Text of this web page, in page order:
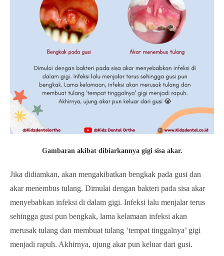
Gambaran akibat dibiarkannya gigi sisa akar.
Jika didiamkan, akan mengakibatkan bengkak pada gusi dan
akar menembus tulang. Dimulai dengan bakteri pada sisa akar
menyebabkan infeksi di dalam gigi. Infeksi lalu menjalar terus
sehingga gusi pun bengkak, lama kelamaan infeksi akan
merusak tulang dan membuat tulang ‘tempat tinggalnya’ gigi
menjadi rapuh. Akhirnya, ujung akar pun keluar dari gusi.